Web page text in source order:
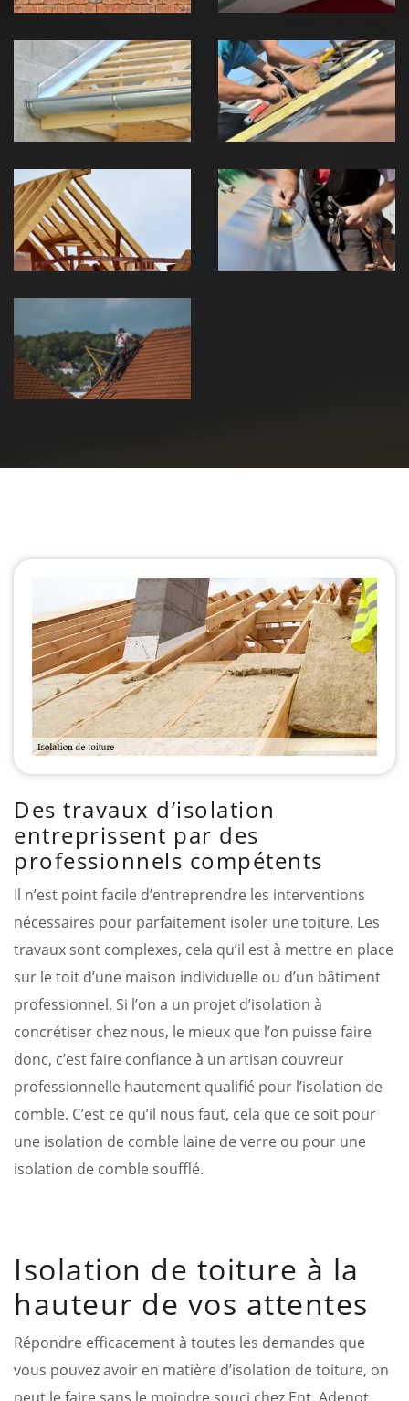
Pose de
Chéneau 39
Jura
Réparation de
toiture 39
Jura
Traitement de
charpente 39
Jura
Travaux de
zinguerie 39
Jura
Urgence fuite
de toiture 39
Jura
Des travaux d’isolation
entreprissent par des
professionnels compétents
Il n’est point facile d’entreprendre les interventions
nécessaires pour parfaitement isoler une toiture. Les
travaux sont complexes, cela qu’il est à mettre en place
sur le toit d’une maison individuelle ou d’un bâtiment
professionnel. Si l’on a un projet d’isolation à
concrétiser chez nous, le mieux que l’on puisse faire
donc, c’est faire confiance à un artisan couvreur
professionnelle hautement qualifié pour l’isolation de
comble. C’est ce qu’il nous faut, cela que ce soit pour
une isolation de comble laine de verre ou pour une
isolation de comble soufflé.
Isolation de toiture à la
hauteur de vos attentes
Répondre efficacement à toutes les demandes que
vous pouvez avoir en matière d’isolation de toiture, on
peut le faire sans le moindre souci chez Ent. Adenot.